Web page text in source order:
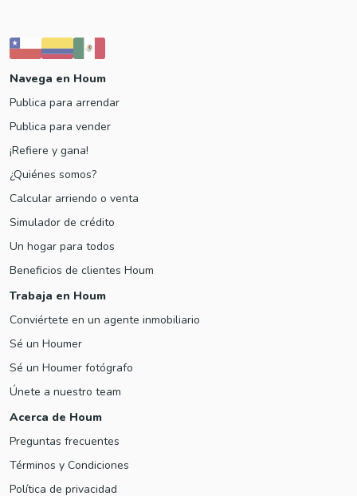
Navega en Houm
Publica para arrendar
Publica para vender
¡Refiere y gana!
¿Quiénes somos?
Calcular arriendo o venta
Simulador de crédito
Un hogar para todos
Beneficios de clientes Houm
Trabaja en Houm
Conviértete en un agente inmobiliario
Sé un Houmer
Sé un Houmer fotógrafo
Únete a nuestro team
Acerca de Houm
Preguntas frecuentes
Términos y Condiciones
Política de privacidad